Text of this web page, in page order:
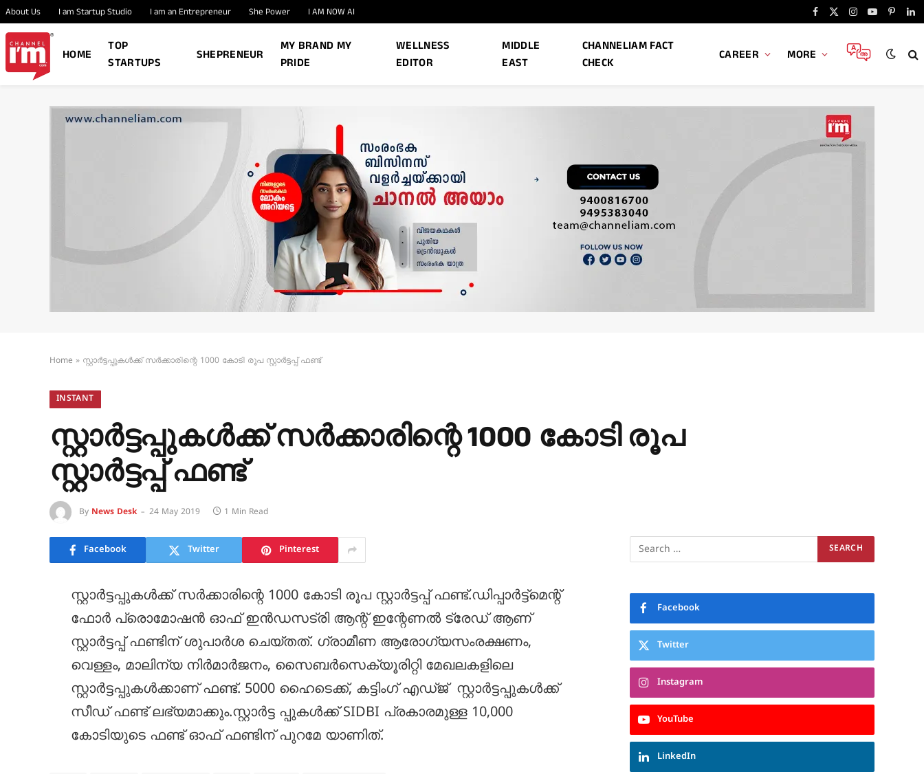
About Us I am Startup Studio I am an Entrepreneur She Power I AM NOW AI
Facebook
X
Instagram
YouTube
HOME
TOP
STARTUPS
SHEPRENEUR
MY BRAND MY
PRIDE
WELLNESS
EDITOR
MIDDLE
EAST
CHANNELIAM FACT
CHECK
CAREER MORE
Home » സ്റ്റാര്‍ട്ടപ്പുകള്‍ക്ക് സര്‍ക്കാരിന്റെ 1000 കോടി രൂപ സ്റ്റാര്‍ട്ടപ്പ് ഫണ്ട്
INSTANT
സ്റ്റാര്‍ട്ടപ്പുകള്‍ക്ക് സര്‍ക്കാരിന്റെ 1000 കോടി രൂപ
സ്റ്റാര്‍ട്ടപ്പ് ഫണ്ട്
By News Desk 24 May 2019 1 Min Read
Facebook Twitter Pinterest
സ്റ്റാര്‍ട്ടപ്പുകള്‍ക്ക് സര്‍ക്കാരിന്റെ 1000 കോടി രൂപ സ്റ്റാര്‍ട്ടപ്പ് ഫണ്ട്.ഡിപ്പാര്‍ട്ട്‌മെന്റ്
ഫോര്‍ പ്രൊമോഷന്‍ ഓഫ് ഇന്‍ഡസട്രി ആന്റ് ഇന്റേണല്‍ ട്രേഡ് ആണ്
സ്റ്റാര്‍ട്ടപ്പ് ഫണ്ടിന് ശുപാര്‍ശ ചെയ്തത്. ഗ്രാമീണ ആരോഗ്യസംരക്ഷണം,
വെള്ളം, മാലിന്യ നിര്‍മാര്‍ജനം, സൈബര്‍സെക്യൂരിറ്റി മേഖലകളിലെ
സ്റ്റാര്‍ട്ടപ്പുകള്‍ക്കാണ് ഫണ്ട്. 5000 ഹൈടെക്ക്, കട്ടിംഗ് എഡ്ജ് സ്റ്റാര്‍ട്ടപ്പുകള്‍ക്ക്
സീഡ് ഫണ്ട് ലഭ്യമാക്കും.സ്റ്റാര്‍ട്ട പ്പുകള്‍ക്ക് SIDBI പ്രകാരമുള്ള 10,000
കോടിയുടെ ഫണ്ട് ഓഫ് ഫണ്ടിന് പുറമേ യാണിത്.
Facebook
Twitter
Instagram
YouTube
LinkedIn